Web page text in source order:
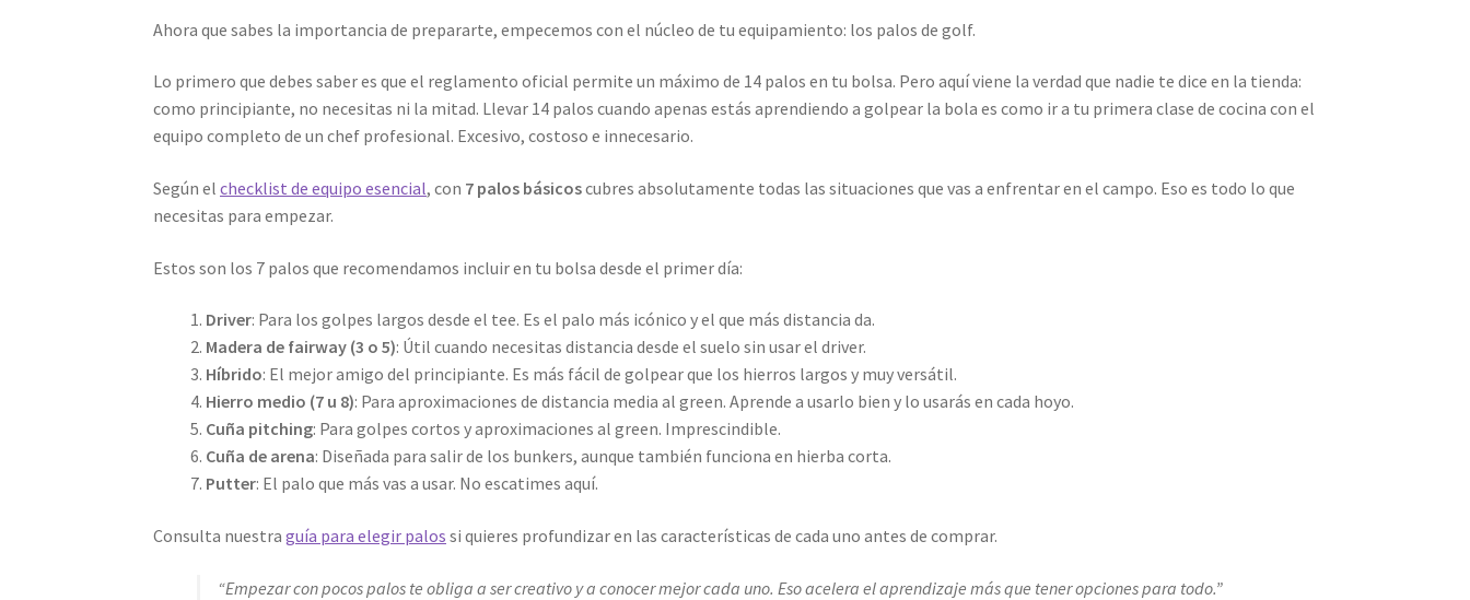
Ahora que sabes la importancia de prepararte, empecemos con el núcleo de tu equipamiento: los palos de golf.
Lo primero que debes saber es que el reglamento oficial permite un máximo de 14 palos en tu bolsa. Pero aquí viene la verdad que nadie te dice en la tienda:
como principiante, no necesitas ni la mitad. Llevar 14 palos cuando apenas estás aprendiendo a golpear la bola es como ir a tu primera clase de cocina con el
equipo completo de un chef profesional. Excesivo, costoso e innecesario.
Según elchecklist de equipo esencial, con 7 palos básicoscubres absolutamente todas las situaciones que vas a enfrentar en el campo. Eso es todo lo que
necesitas para empezar.
Estos son los 7 palos que recomendamos incluir en tu bolsa desde el primer día:
Driver: Para los golpes largos desde el tee. Es el palo más icónico y el que más distancia da.
Madera de fairway (3 o 5): Útil cuando necesitas distancia desde el suelo sin usar el driver.
Híbrido: El mejor amigo del principiante. Es más fácil de golpear que los hierros largos y muy versátil.
Hierro medio (7 u 8): Para aproximaciones de distancia media al green. Aprende a usarlo bien y lo usarás en cada hoyo.
Cuña pitching: Para golpes cortos y aproximaciones al green. Imprescindible.
Cuña de arena: Diseñada para salir de los bunkers, aunque también funciona en hierba corta.
Putter: El palo que más vas a usar. No escatimes aquí.
Consulta nuestraguía para elegir palos si quieres profundizar en las características de cada uno antes de comprar.
“Empezar con pocos palos te obliga a ser creativo y a conocer mejor cada uno. Eso acelera el aprendizaje más que tener opciones para todo.”